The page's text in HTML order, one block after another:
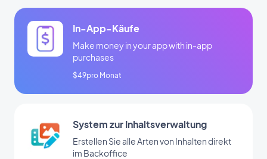
In-App-Käufe
Make money in your app with in-app
purchases
$49pro Monat
System zur Inhaltsverwaltung
Erstellen Sie alle Arten von Inhalten direkt
im Backoffice